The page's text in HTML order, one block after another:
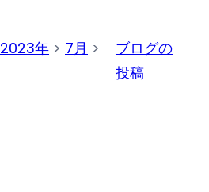
2023年 > 7月 >
ブログの
投稿